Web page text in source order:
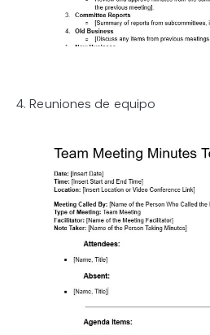
4. Reuniones de equipo